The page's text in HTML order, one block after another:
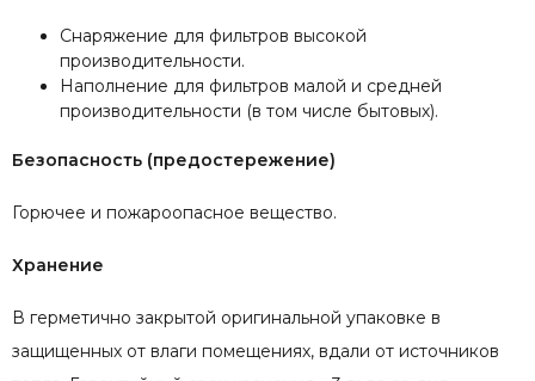
Снаряжение для фильтров высокой
производительности.
Наполнение для фильтров малой и средней
производительности (в том числе бытовых).
Безопасность (предостережение)
Горючее и пожароопасное вещество.
Хранение
В герметично закрытой оригинальной упаковке в
защищенных от влаги помещениях, вдали от источников